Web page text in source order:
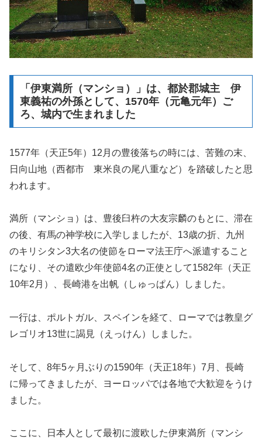
「伊東満所（マンショ）」は、都於郡城主 伊
東義祐の外孫として、1570年（元亀元年）ご
ろ、城内で生まれました
1577年（天正5年）12月の豊後落ちの時には、苦難の末、
日向山地（西都市 東米良の尾八重など）を踏破したと思
われます。
満所（マンショ）は、豊後臼杵の大友宗麟のもとに、滞在
の後、有馬の神学校に入学しましたが、13歳の折、九州
のキリシタン3大名の使節をローマ法王庁へ派遣すること
になり、その遣欧少年使節4名の正使として1582年（天正
10年2月）、長崎港を出帆（しゅっぱん）しました。
一行は、ポルトガル、スペインを経て、ローマでは教皇グ
レゴリオ13世に謁見（えっけん）しました。
そして、8年5ヶ月ぶりの1590年（天正18年）7月、長崎
に帰ってきましたが、ヨーロッパでは各地で大歓迎をうけ
ました。
ここに、日本人として最初に渡欧した伊東満所（マンシ